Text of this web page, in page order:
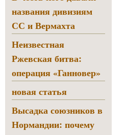
названия дивизиям
СС и Вермахта
Неизвестная
Ржевская битва:
операция «Ганновер»
новая статья
Высадка союзников в
Нормандии: почему